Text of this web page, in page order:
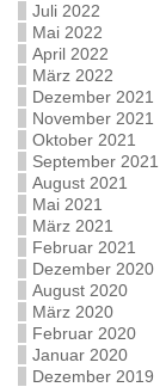
Juli 2022
Mai 2022
April 2022
März 2022
Dezember 2021
November 2021
Oktober 2021
September 2021
August 2021
Mai 2021
März 2021
Februar 2021
Dezember 2020
August 2020
März 2020
Februar 2020
Januar 2020
Dezember 2019